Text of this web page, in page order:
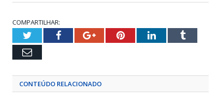
COMPARTILHAR:
TwitterFacebookGoogle+PinterestLinkedInTumblr
Email
CONTEÚDO RELACIONADO